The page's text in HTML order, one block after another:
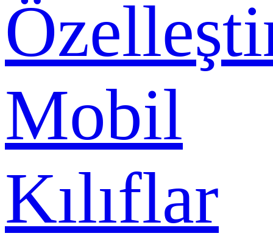
Mobil
Kılıflar